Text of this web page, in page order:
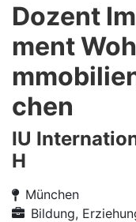
Dozent
ment
chen
IU
H
München
Bildung,